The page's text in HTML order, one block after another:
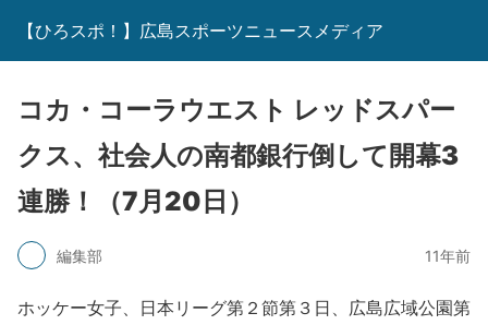
【ひろスポ！】広島スポーツニュースメディア
コカ・コーラウエスト レッドスパー
クス、社会人の南都銀行倒して開幕3
連勝！（7月20日）
編集部 11年前
ホッケー女子、日本リーグ第２節第３日、広島広域公園第